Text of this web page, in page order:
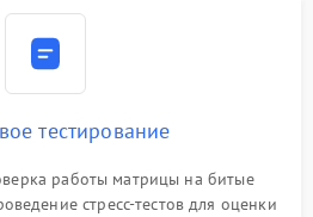
тестирование
работы матрицы на битые
стресс-тестов для оценки